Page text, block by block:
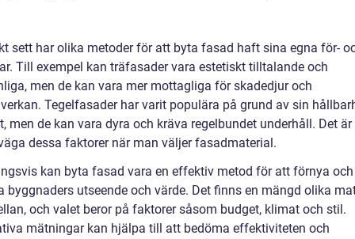
sett har olika metoder för att byta fasad haft sina egna för-
Till exempel kan träfasader vara estetiskt tilltalande och
men de kan vara mer mottagliga för skadedjur och
Tegelfasader har varit populära på grund av sin
men de kan vara dyra och kräva regelbundet underhåll. Det
dessa faktorer när man väljer fasadmaterial.
kan byta fasad vara en effektiv metod för att förnya och
byggnaders utseende och värde. Det finns en mängd olika
och valet beror på faktorer såsom budget, klimat och stil.
mätningar kan hjälpa till att bedöma effektiviteten och